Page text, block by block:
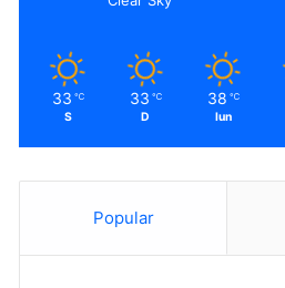
33 ℃
S
33 ℃
D
38 ℃
lun
Popular